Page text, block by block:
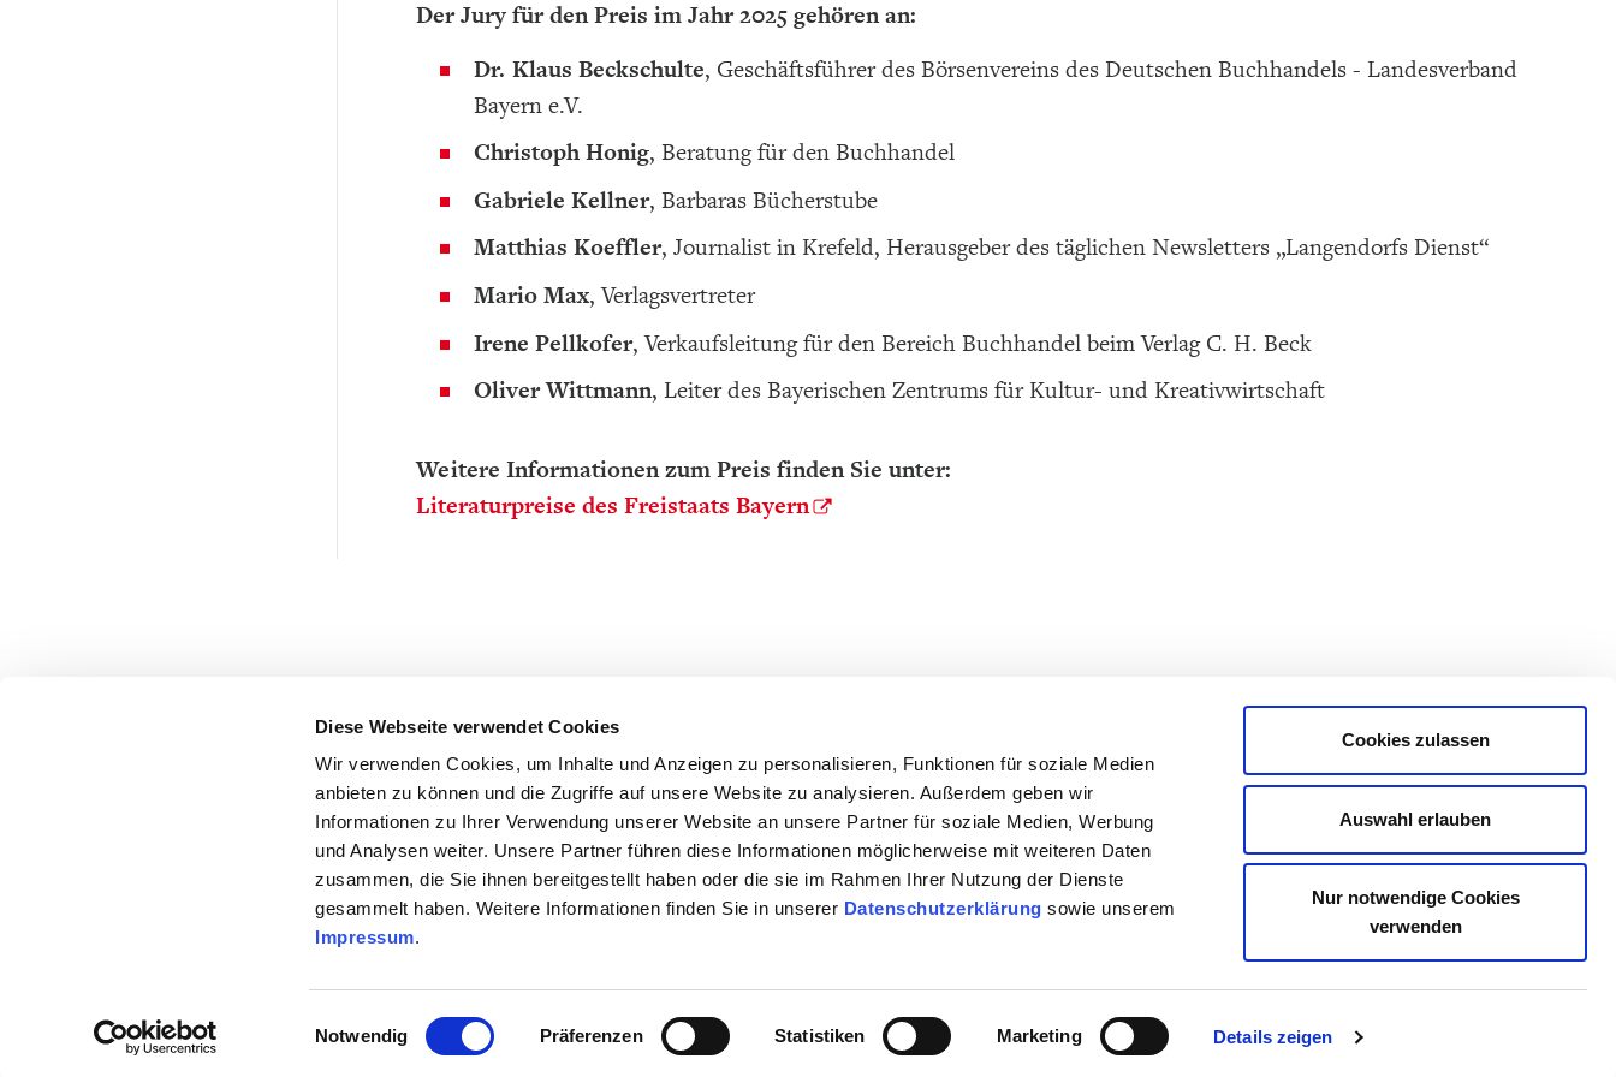
Diese Webseite verwendet Cookies
Wir verwenden Cookies, um Inhalte und Anzeigen zu personalisieren, Funktionen für soziale Medien
anbieten zu können und die Zugriffe auf unsere Website zu analysieren. Außerdem geben wir
Informationen zu Ihrer Verwendung unserer Website an unsere Partner für soziale Medien, Werbung
und Analysen weiter. Unsere Partner führen diese Informationen möglicherweise mit weiteren Daten
zusammen, die Sie ihnen bereitgestellt haben oder die sie im Rahmen Ihrer Nutzung der Dienste
gesammelt haben. Weitere Informationen finden Sie in unserer Datenschutzerklärung sowie unserem
Impressum.
Einwilligungsauswahl
Notwendig Präferenzen Statistiken Marketing Details zeigen
Cookies zulassen
Auswahl erlauben
Nur notwendige Cookies
verwenden
Der Jury für den Preis im Jahr 2025 gehören an:
Dr. Klaus Beckschulte, Geschäftsführer des Börsenvereins des Deutschen Buchhandels - Landesverband
Bayern e.V.
Christoph Honig, Beratung für den Buchhandel
Gabriele Kellner, Barbaras Bücherstube
Matthias Koeffler, Journalist in Krefeld, Herausgeber des täglichen Newsletters „Langendorfs Dienst“
Mario Max, Verlagsvertreter
Irene Pellkofer, Verkaufsleitung für den Bereich Buchhandel beim Verlag C. H. Beck
Oliver Wittmann, Leiter des Bayerischen Zentrums für Kultur- und Kreativwirtschaft
Weitere Informationen zum Preis finden Sie unter:
Literaturpreise des Freistaats Bayern